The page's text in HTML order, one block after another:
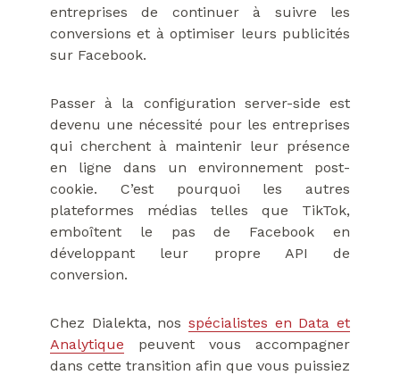
entreprises de continuer à suivre les
conversions et à optimiser leurs publicités
sur Facebook.
Passer à la configuration server-side est
devenu une nécessité pour les entreprises
qui cherchent à maintenir leur présence
en ligne dans un environnement post-
cookie. C’est pourquoi les autres
plateformes médias telles que TikTok,
emboîtent le pas de Facebook en
développant leur propre API de
conversion.
Chez Dialekta, nos spécialistes en Data et
Analytique peuvent vous accompagner
dans cette transition afin que vous puissiez